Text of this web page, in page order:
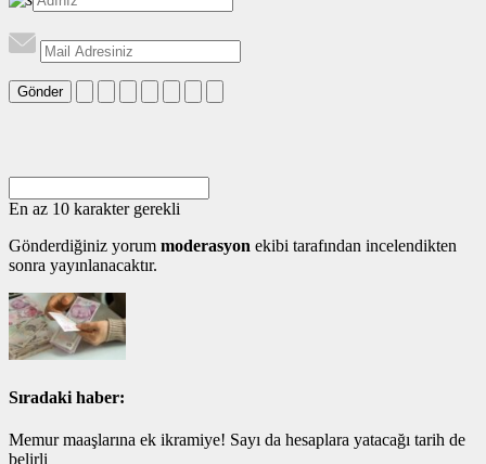
Gönder
En az 10 karakter gerekli
Gönderdiğiniz yorum moderasyon ekibi tarafından incelendikten
sonra yayınlanacaktır.
Sıradaki haber:
Memur maaşlarına ek ikramiye! Sayı da hesaplara yatacağı tarih de
belirli